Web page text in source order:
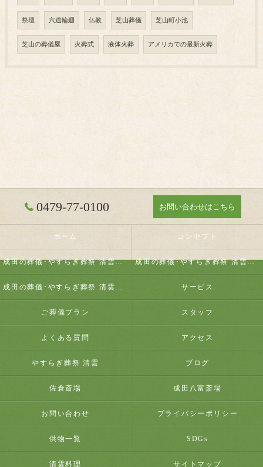
祭壇 六道輪廻 仏教 芝山葬儀 芝山町小池
芝山の葬儀屋 火葬式 液体火葬 アメリカでの最新火葬
0479-77-0100 お問い合わせはこちら
ホーム コンセプト
成田の葬儀･やすらぎ葬祭 清雲の口コミ情報 成田の葬儀･やすらぎ葬祭 清雲の評判
成田の葬儀･やすらぎ葬祭 清雲のお客様の声 サービス
ご葬儀プラン スタッフ
よくある質問 アクセス
やすらぎ葬祭 清雲 ブログ
佐倉斎場 成田八富斎場
お問い合わせ プライバシーポリシー
供物一覧 SDGs
清雲料理 サイトマップ